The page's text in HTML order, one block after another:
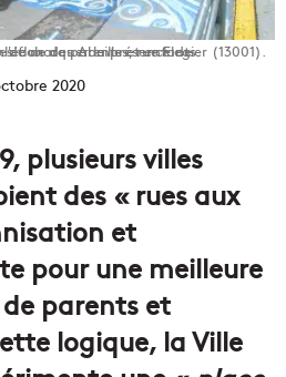
afin de marquer la présence de l'établissement, et de guider les flux de parents et enfants.
2020
plusieurs villes
des « rues aux
et
pour une meilleure
parents et
logique, la Ville